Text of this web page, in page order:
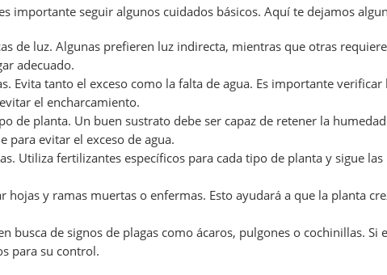
importante seguir algunos cuidados básicos. Aquí te dejamos
de luz. Algunas prefieren luz indirecta, mientras que otras
adecuado.
Evita tanto el exceso como la falta de agua. Es importante
el encharcamiento.
de planta. Un buen sustrato debe ser capaz de retener la
para evitar el exceso de agua.
Utiliza fertilizantes específicos para cada tipo de planta y sigue
hojas y ramas muertas o enfermas. Esto ayudará a que la planta
busca de signos de plagas como ácaros, pulgones o cochinillas. Si
para su control.